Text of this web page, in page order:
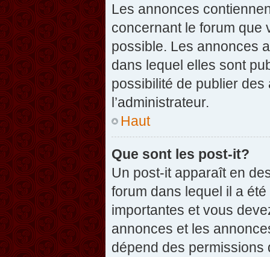
Les annonces
concernant le forum que
possible. Les annonces
dans lequel elles sont
possibilité de publier
l’administrateur.
Haut
Que sont les post-it?
Un post-it apparaît en
forum dans lequel il a
importantes et vous
annonces et les
dépend des permissions